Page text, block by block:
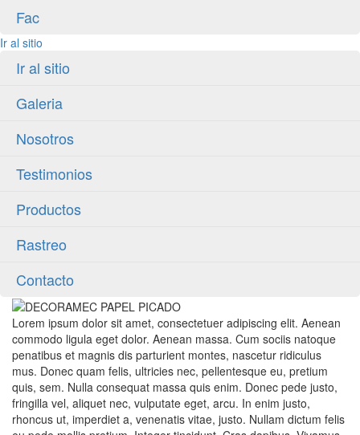
Fac
Ir al sitio
Ir al sitio
Galeria
Nosotros
Testimonios
Productos
Rastreo
Contacto
Lorem ipsum dolor sit amet, consectetuer adipiscing elit. Aenean
commodo ligula eget dolor. Aenean massa. Cum sociis natoque
penatibus et magnis dis parturient montes, nascetur ridiculus
mus. Donec quam felis, ultricies nec, pellentesque eu, pretium
quis, sem. Nulla consequat massa quis enim. Donec pede justo,
fringilla vel, aliquet nec, vulputate eget, arcu. In enim justo,
rhoncus ut, imperdiet a, venenatis vitae, justo. Nullam dictum felis